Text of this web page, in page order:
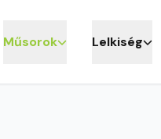
Műsorok Lelkiség